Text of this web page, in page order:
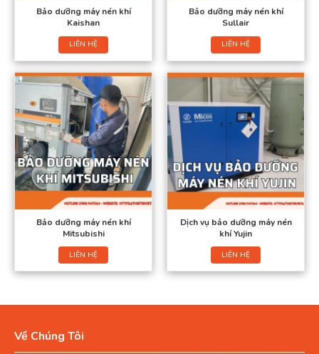
Bảo dưỡng máy nén khí
Kaishan
LIÊN HỆ
Bảo dưỡng máy nén khí
Sullair
LIÊN HỆ
Bảo dưỡng máy nén khí
Mitsubishi
LIÊN HỆ
Dịch vụ bảo dưỡng máy nén
khí Yujin
LIÊN HỆ
Về Chúng Tôi